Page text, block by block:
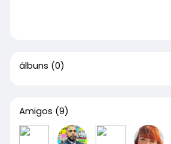
álbuns (0)
Amigos (9)